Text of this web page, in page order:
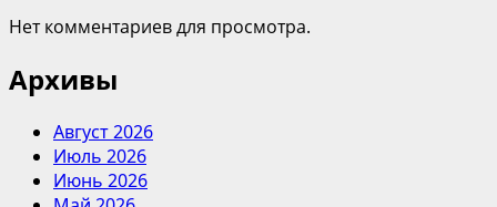
Нет комментариев для просмотра.
Архивы
Август 2026
Июль 2026
Июнь 2026